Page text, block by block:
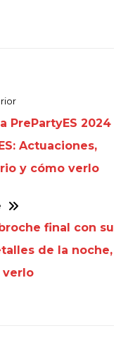
PrePartyES 2024
Actuaciones,
y cómo verlo
final con su
de la noche,
verlo